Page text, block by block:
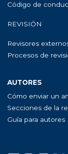
Código de
REVISIÓN
Revisores
Procesos de
AUTORES
Cómo enviar un
Secciones de la
Guía para autores